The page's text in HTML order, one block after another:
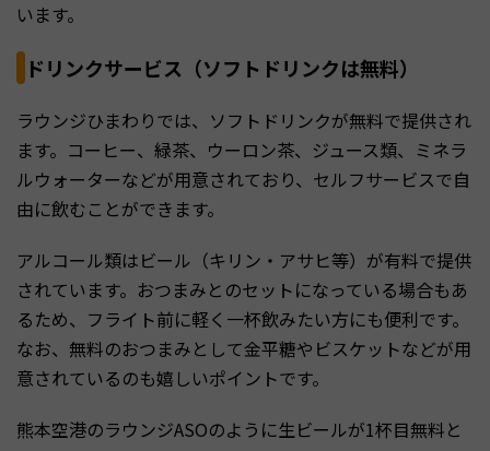
います。
ドリンクサービス（ソフトドリンクは無料）
ラウンジひまわりでは、ソフトドリンクが無料で提供され
ます。コーヒー、緑茶、ウーロン茶、ジュース類、ミネラ
ルウォーターなどが用意されており、セルフサービスで自
由に飲むことができます。
アルコール類はビール（キリン・アサヒ等）が有料で提供
されています。おつまみとのセットになっている場合もあ
るため、フライト前に軽く一杯飲みたい方にも便利です。
なお、無料のおつまみとして金平糖やビスケットなどが用
意されているのも嬉しいポイントです。
熊本空港のラウンジASOのように生ビールが1杯目無料と